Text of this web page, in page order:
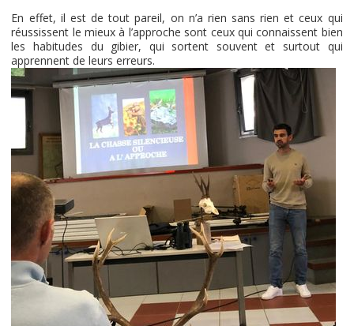
En effet, il est de tout pareil, on n’a rien sans rien et ceux qui
réussissent le mieux à l’approche sont ceux qui connaissent bien
les habitudes du gibier, qui sortent souvent et surtout qui
apprennent de leurs erreurs.